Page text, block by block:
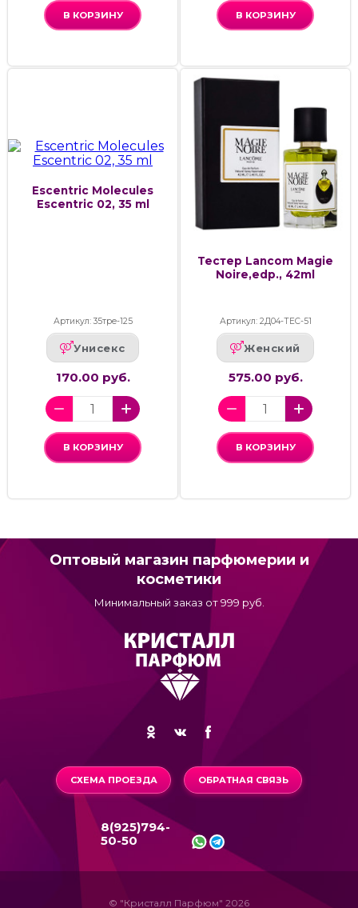
В КОРЗИНУ В КОРЗИНУ
Escentric Molecules
Escentric 02, 35 ml
Артикул: 35тре-125
Унисекс
170.00 руб.
В КОРЗИНУ
Тестер Lancom Magie
Noire,edp., 42ml
Артикул: 2Д04-ТЕС-51
Женский
575.00 руб.
В КОРЗИНУ
Оптовый магазин парфюмерии и
косметики
Минимальный заказ от 999 руб.
СХЕМА ПРОЕЗДА ОБРАТНАЯ СВЯЗЬ
8(925)794-
50-50
© "Кристалл Парфюм" 2026